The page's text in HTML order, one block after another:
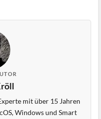
mit über 15 Jahren
Windows und Smart